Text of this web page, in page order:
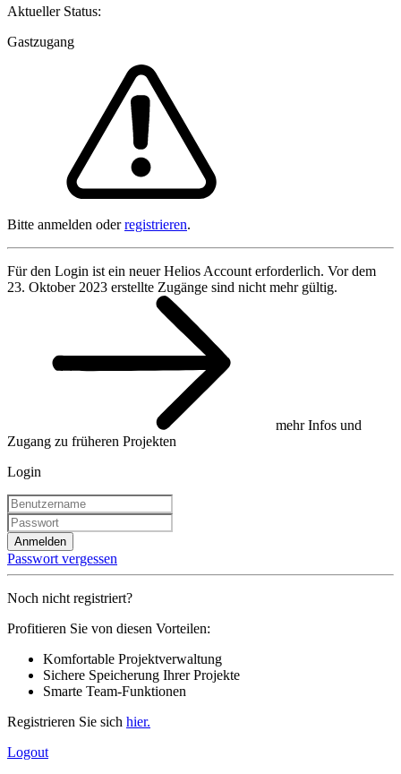
Aktueller Status:
Gastzugang
Bitte anmelden oderregistrieren.
Für den Login ist ein neuer Helios Account erforderlich. Vor dem
23. Oktober 2023 erstellte Zugänge sind nicht mehr gültig.
mehr Infos und
Zugang zu früheren Projekten
Login
Anmelden
Passwort vergessen
Noch nicht registriert?
Profitieren Sie von diesen Vorteilen:
Komfortable Projektverwaltung
Sichere Speicherung Ihrer Projekte
Smarte Team-Funktionen
Registrieren Sie sich hier.
Logout